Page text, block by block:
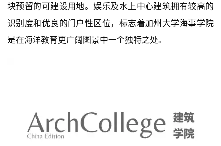
块预留的可建设用地。娱乐及水上中心建筑拥有较高的
识别度和优良的门户性区位，标志着加州大学海事学院
是在海洋教育更广阔图景中一个独特之处。